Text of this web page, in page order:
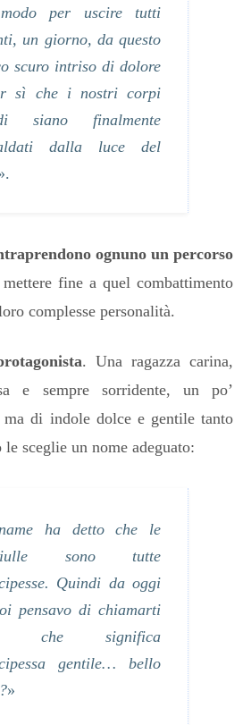
per uscire tutti
un giorno, da questo
scuro intriso di dolore
sì che i nostri corpi
siano finalmente
dalla luce del
ognuno un percorso
mettere fine a quel combattimento
complesse personalità.
. Una ragazza carina,
e sempre sorridente, un po’
di indole dolce e gentile tanto
sceglie un nome adeguato:
ha detto che le
sono tutte
Quindi da oggi
pensavo di chiamarti
che significa
gentile… bello
»